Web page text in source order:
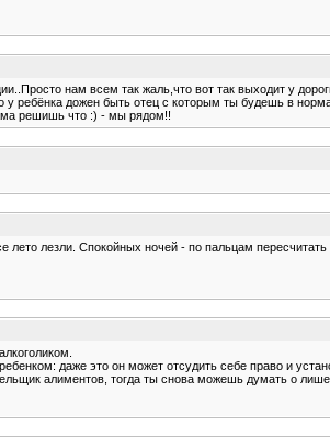
нам всем так жаль,что вот так выходит у
дожен быть отец с которым ты будешь в
решишь что :) - мы рядом!!
лезли. Спокойных ночей - по пальцам
даже это он может отсудить себе право и
алиментов, тогда ты снова можешь думать о